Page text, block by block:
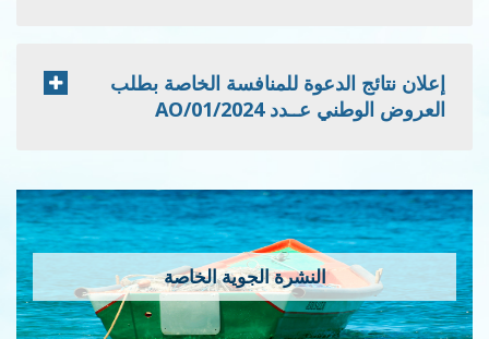
إعلان نتائج الدعوة للمنافسة الخاصة بطلب
العروض الوطني عــدد 2024/AO/01
النشرة الجوية الخاصة